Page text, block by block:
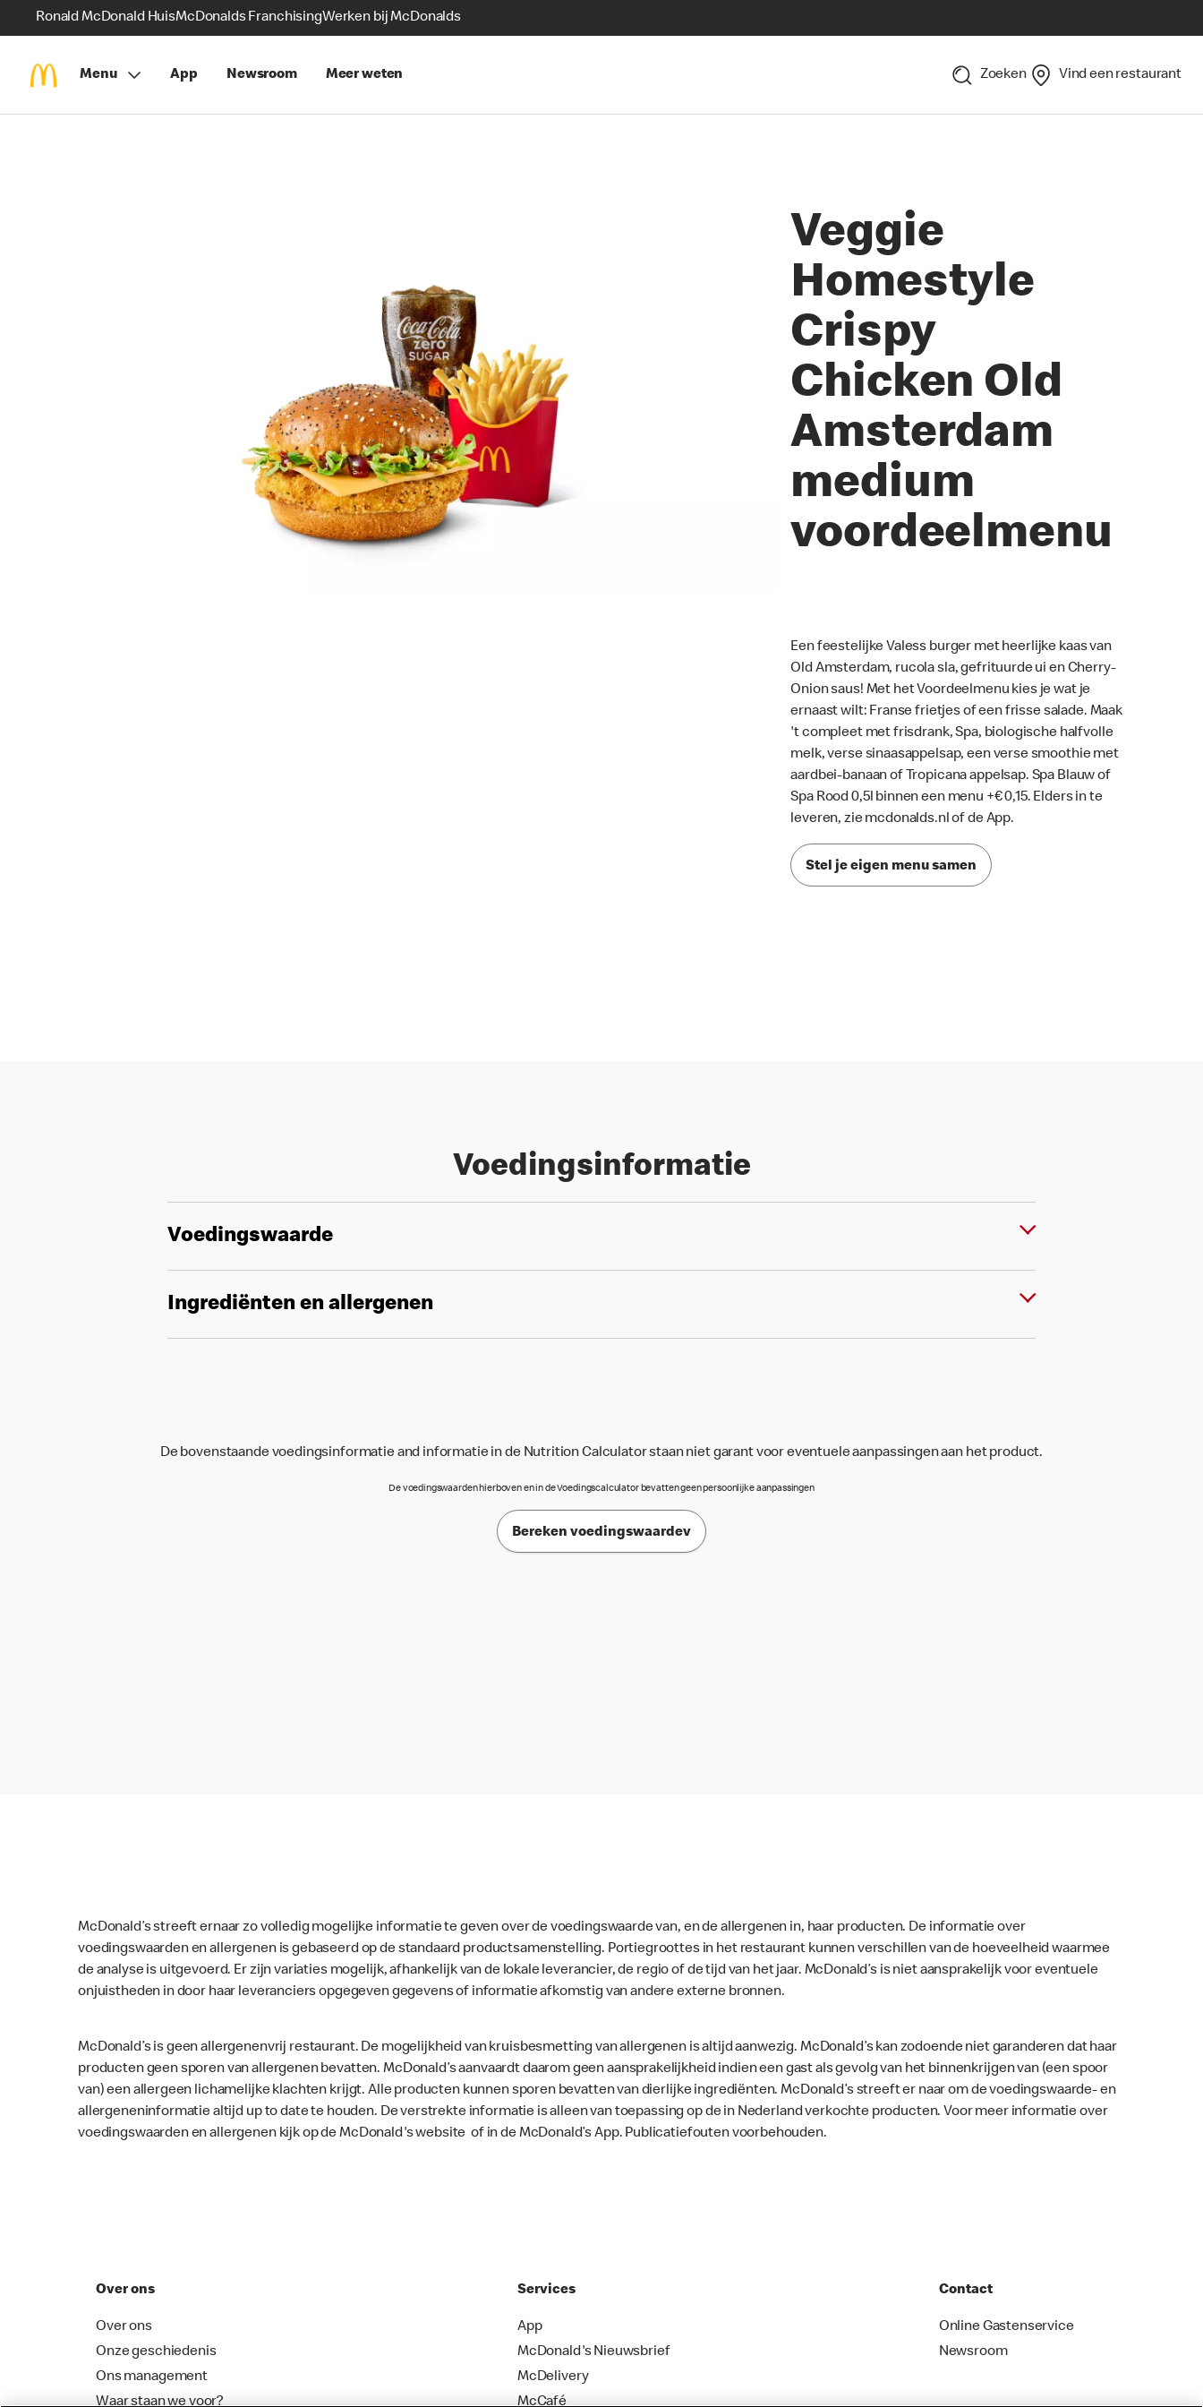
Ronald McDonald HuisMcDonalds FranchisingWerken bij McDonalds
Menu App Newsroom Meer weten Zoeken Vind een restaurant
Veggie
Homestyle
Crispy
Chicken Old
Amsterdam
medium
voordeelmenu
Een feestelijke Valess burger met heerlijke kaas van
Old Amsterdam, rucola sla, gefrituurde ui en Cherry-
Onion saus! Met het Voordeelmenu kies je wat je
ernaast wilt: Franse frietjes of een frisse salade. Maak
't compleet met frisdrank, Spa, biologische halfvolle
melk, verse sinaasappelsap, een verse smoothie met
aardbei-banaan of Tropicana appelsap. Spa Blauw of
Spa Rood 0,5l binnen een menu +€ 0,15. Elders in te
leveren, zie mcdonalds.nl of de App.
Stel je eigen menu samen
Voedingsinformatie
Voedingswaarde
Ingrediënten en allergenen
De bovenstaande voedingsinformatie and informatie in de Nutrition Calculator staan niet garant voor eventuele aanpassingen aan het product.
De voedingswaarden hierboven en in de Voedingscalculator bevatten geen persoonlijke aanpassingen
Bereken voedingswaardev
McDonald’s streeft ernaar zo volledig mogelijke informatie te geven over de voedingswaarde van, en de allergenen in, haar producten. De informatie over
voedingswaarden en allergenen is gebaseerd op de standaard productsamenstelling. Portiegroottes in het restaurant kunnen verschillen van de hoeveelheid waarmee
de analyse is uitgevoerd. Er zijn variaties mogelijk, afhankelijk van de lokale leverancier, de regio of de tijd van het jaar. McDonald’s is niet aansprakelijk voor eventuele
onjuistheden in door haar leveranciers opgegeven gegevens of informatie afkomstig van andere externe bronnen.
McDonald’s is geen allergenenvrij restaurant. De mogelijkheid van kruisbesmetting van allergenen is altijd aanwezig. McDonald’s kan zodoende niet garanderen dat haar
producten geen sporen van allergenen bevatten. McDonald’s aanvaardt daarom geen aansprakelijkheid indien een gast als gevolg van het binnenkrijgen van (een spoor
van) een allergeen lichamelijke klachten krijgt. Alle producten kunnen sporen bevatten van dierlijke ingrediënten. McDonald’s streeft er naar om de voedingswaarde- en
allergeneninformatie altijd up to date te houden. De verstrekte informatie is alleen van toepassing op de in Nederland verkochte producten. Voor meer informatie over
voedingswaarden en allergenen kijk op de McDonald's website of in de McDonald’s App. Publicatiefouten voorbehouden.
Over ons
Over ons
Onze geschiedenis
Ons management
Waar staan we voor?
Services
App
McDonald's Nieuwsbrief
McDelivery
McCafé
Contact
Online Gastenservice
Newsroom